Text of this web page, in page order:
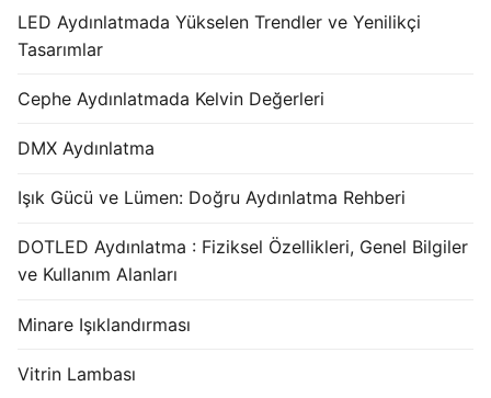
LED Aydınlatmada Yükselen Trendler ve Yenilikçi
Tasarımlar
Cephe Aydınlatmada Kelvin Değerleri
DMX Aydınlatma
Işık Gücü ve Lümen: Doğru Aydınlatma Rehberi
DOTLED Aydınlatma : Fiziksel Özellikleri, Genel Bilgiler
ve Kullanım Alanları
Minare Işıklandırması
Vitrin Lambası